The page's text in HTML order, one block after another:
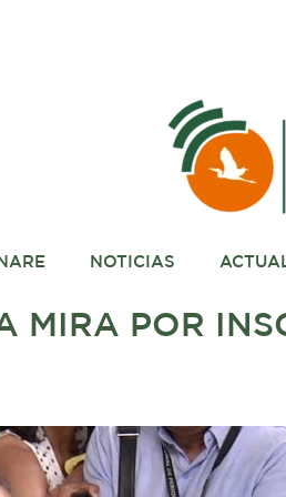
NOTICIAS
MIRA POR